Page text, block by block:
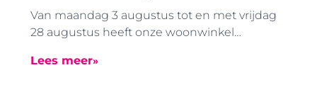
Van maandag 3 augustus tot en met vrijdag
28 augustus heeft onze woonwinkel
openingstijden. De woonwinkel is in deze
Lees meer